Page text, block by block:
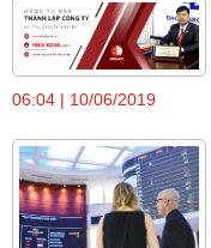
06:04 | 10/06/2019